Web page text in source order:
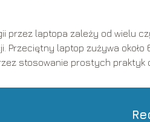
przez laptopa zależy od wielu
Przeciętny laptop zużywa
stosowanie prostych praktyk